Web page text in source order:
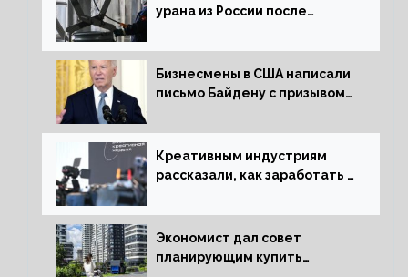
урана из России после
Бизнесмены в США написали
письмо Байдену с призывом
Креативным индустриям
рассказали, как заработать 2
экономики
Экономист дал совет
планирующим купить